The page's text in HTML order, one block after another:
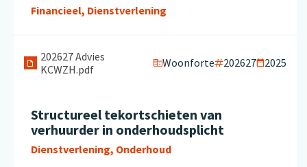
Financieel, Dienstverlening
202627 Advies
KCWZH.pdf
Woonforte 202627 2025
Structureel tekortschieten van
verhuurder in onderhoudsplicht
Dienstverlening, Onderhoud